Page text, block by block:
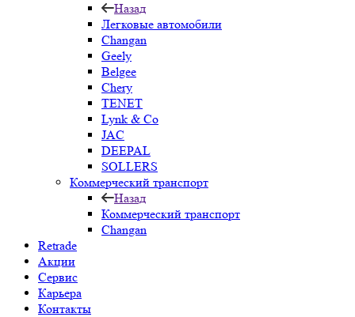
Назад
Легковые автомобили
Changan
Geely
Belgee
Chery
TENET
Lynk & Co
JAC
DEEPAL
SOLLERS
Коммерческий транспорт
Назад
Коммерческий транспорт
Changan
Retrade
Акции
Сервис
Карьера
Контакты